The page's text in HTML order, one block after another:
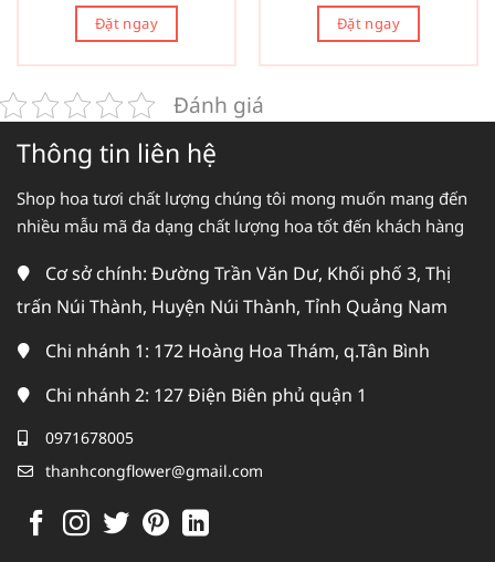
Đặt ngay Đặt ngay
Đánh giá
Thông tin liên hệ
Shop hoa tươi chất lượng chúng tôi mong muốn mang đến
nhiều mẫu mã đa dạng chất lượng hoa tốt đến khách hàng
Cơ sở chính: Đường Trần Văn Dư, Khối phố 3, Thị
trấn Núi Thành, Huyện Núi Thành, Tỉnh Quảng Nam
Chi nhánh 1: 172 Hoàng Hoa Thám, q.Tân Bình
Chi nhánh 2: 127 Điện Biên phủ quận 1
0971678005
thanhcongflower@gmail.com